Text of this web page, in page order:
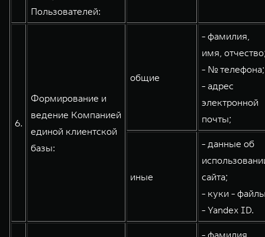
Пользователей:
6.
Формирование и
ведение Компанией
единой клиентской
базы:
общие
- фамилия,
имя,
- № телефона;
- адрес
электронной
почты;
иные
- данные об
сайта;
- куки -
- Yandex ID.
- фамилия,